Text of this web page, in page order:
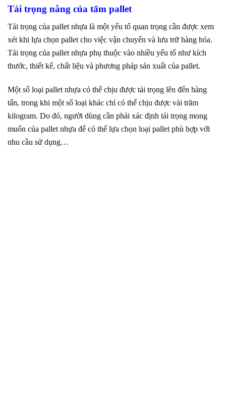
Tải trọng nâng của tấm pallet
Tải trọng của pallet nhựa là một yếu tố quan trọng cần được xem
xét khi lựa chọn pallet cho việc vận chuyển và lưu trữ hàng hóa.
Tải trọng của pallet nhựa phụ thuộc vào nhiều yếu tố như kích
thước, thiết kế, chất liệu và phương pháp sản xuất của pallet.
Một số loại pallet nhựa có thể chịu được tải trọng lên đến hàng
tấn, trong khi một số loại khác chỉ có thể chịu được vài trăm
kilogram. Do đó, người dùng cần phải xác định tải trọng mong
muốn của pallet nhựa để có thể lựa chọn loại pallet phù hợp với
nhu cầu sử dụng…